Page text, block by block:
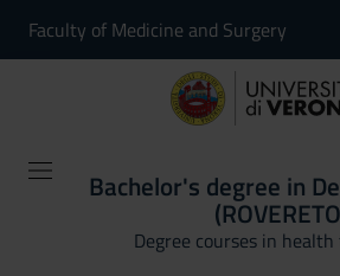
Faculty of Medicine and Surgery
Bachelor's degree in
Degree courses in